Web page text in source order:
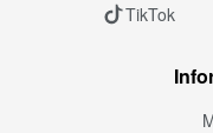
TikTok